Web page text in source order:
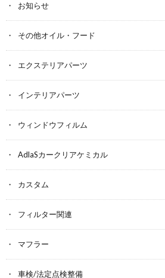
お知らせ
その他オイル・フード
エクステリアパーツ
インテリアパーツ
ウィンドウフィルム
AdlaSカークリアケミカル
カスタム
フィルター関連
マフラー
車検/法定点検整備